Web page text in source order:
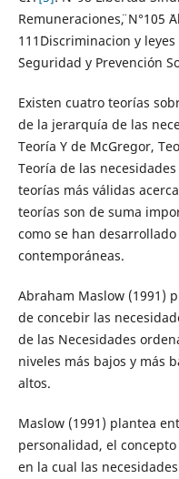
Remuneraciones¨, N°105
111¨Discriminacion y leyes
¨Seguridad y Prevención
Existen cuatro teorías
de la jerarquía de las
Teoría Y de McGregor,
Teoría de las
teorías más válidas
teorías son de suma
como se han
contemporáneas.
Abraham Maslow (1991)
de concebir las
de las Necesidades
niveles más bajos y más
altos.
Maslow (1991) plantea
personalidad, el
en la cual las